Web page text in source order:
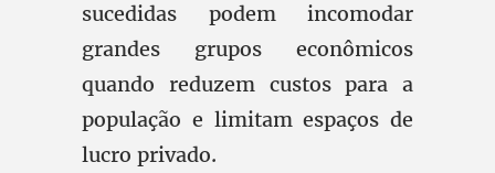
sucedidas podem incomodar
grandes grupos econômicos
quando reduzem custos para a
população e limitam espaços de
lucro privado.